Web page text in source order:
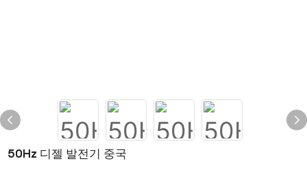
50Hz 디젤 발전기 중국